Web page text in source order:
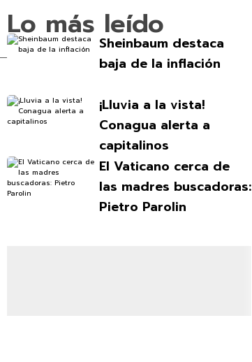
Lo más leído
Sheinbaum destaca
baja de la inflación
¡Lluvia a la vista!
Conagua alerta a
capitalinos
El Vaticano cerca de
las madres buscadoras:
Pietro Parolin